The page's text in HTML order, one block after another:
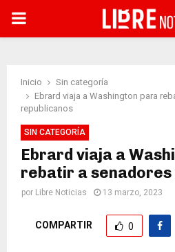
PRIMARY
Inicio
Sin categoría
Ebrard viaja a Washington para
republicanos
SIN CATEGORÍA
Ebrard viaja a
rebatir a
por Libre Noticias 13 marzo, 2023
COMPARTIR 0